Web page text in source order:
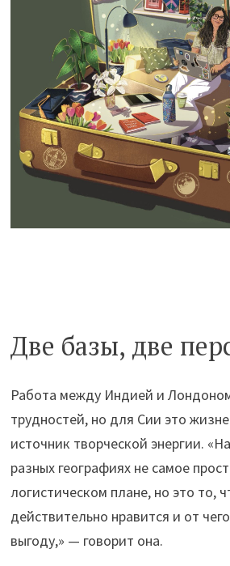
Две базы, две
Работа между Индией и
трудностей, но для Сии это
источник творческой энергии.
разных географиях не самое
логистическом плане, но это то,
действительно нравится и от
выгоду,» — говорит она.